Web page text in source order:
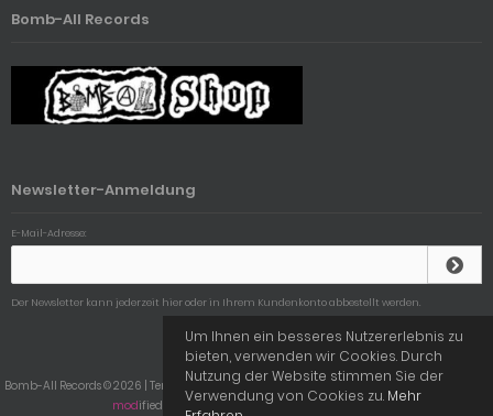
Bomb-All Records
Newsletter-Anmeldung
E-Mail-Adresse:
Der Newsletter kann jederzeit hier oder in Ihrem Kundenkonto abbestellt werden.
Bomb-All Records © 2026 | Template © 2009-2026 bymodified eCommerce Shopsoftware
modified eCommerce Shopsoftware © 2009-2026
Um Ihnen ein besseres Nutzererlebnis zu
bieten, verwenden wir Cookies. Durch
Nutzung der Website stimmen Sie der
Verwendung von Cookies zu. Mehr